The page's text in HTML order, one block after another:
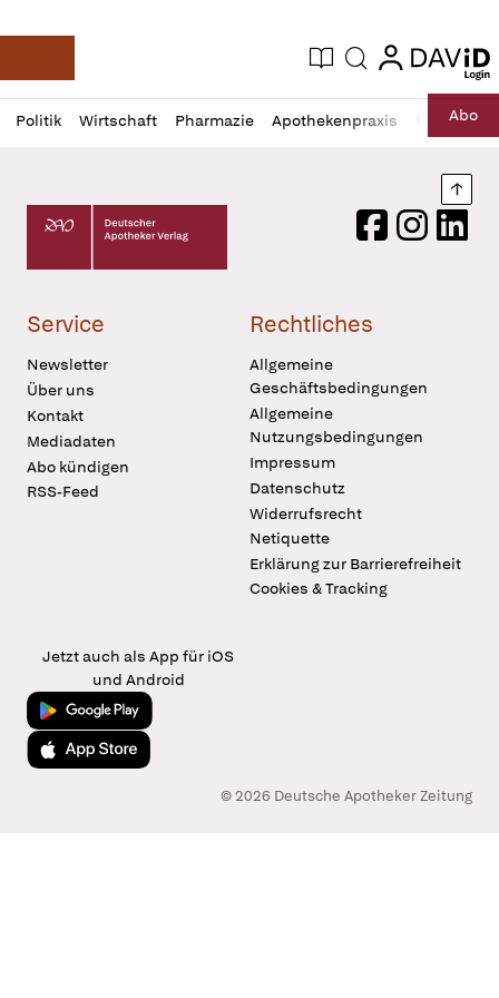
Deutsche Apotheker Zeitung
Aktuelle Ausgabe
Suche login
login
Politik Wirtschaft Pharmazie Apothekenpraxis RechtAbo
Profil
öffnen
Daz
Pur
Deutscher Apotheker Verlag Logo
FacebookInstagram
Service
Newsletter
Über uns
Kontakt
Mediadaten
Abo kündigen
RSS-Feed
Rechtliches
Allgemeine
Geschäftsbedingungen
Allgemeine
Nutzungsbedingungen
Impressum
Datenschutz
Widerrufsrecht
Netiquette
Erklärung zur Barrierefreiheit
Cookies & Tracking
Jetzt auch als App für iOS
und Android
Jetzt bei Google Play
Laden im App Store
© 2026 Deutsche Apotheker Zeitung